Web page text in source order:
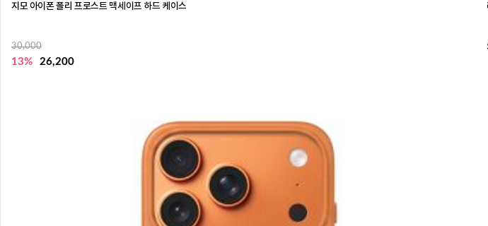
지모 아이폰 폴리 프로스트 맥세이프 하드 케이스
30,000
13% 26,200